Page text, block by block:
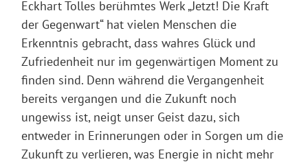
Eckhart Tolles berühmtes Werk „Jetzt! Die Kraft
der Gegenwart“ hat vielen Menschen die
Erkenntnis gebracht, dass wahres Glück und
Zufriedenheit nur im gegenwärtigen Moment zu
finden sind. Denn während die Vergangenheit
bereits vergangen und die Zukunft noch
ungewiss ist, neigt unser Geist dazu, sich
entweder in Erinnerungen oder in Sorgen um die
Zukunft zu verlieren, was Energie in nicht mehr